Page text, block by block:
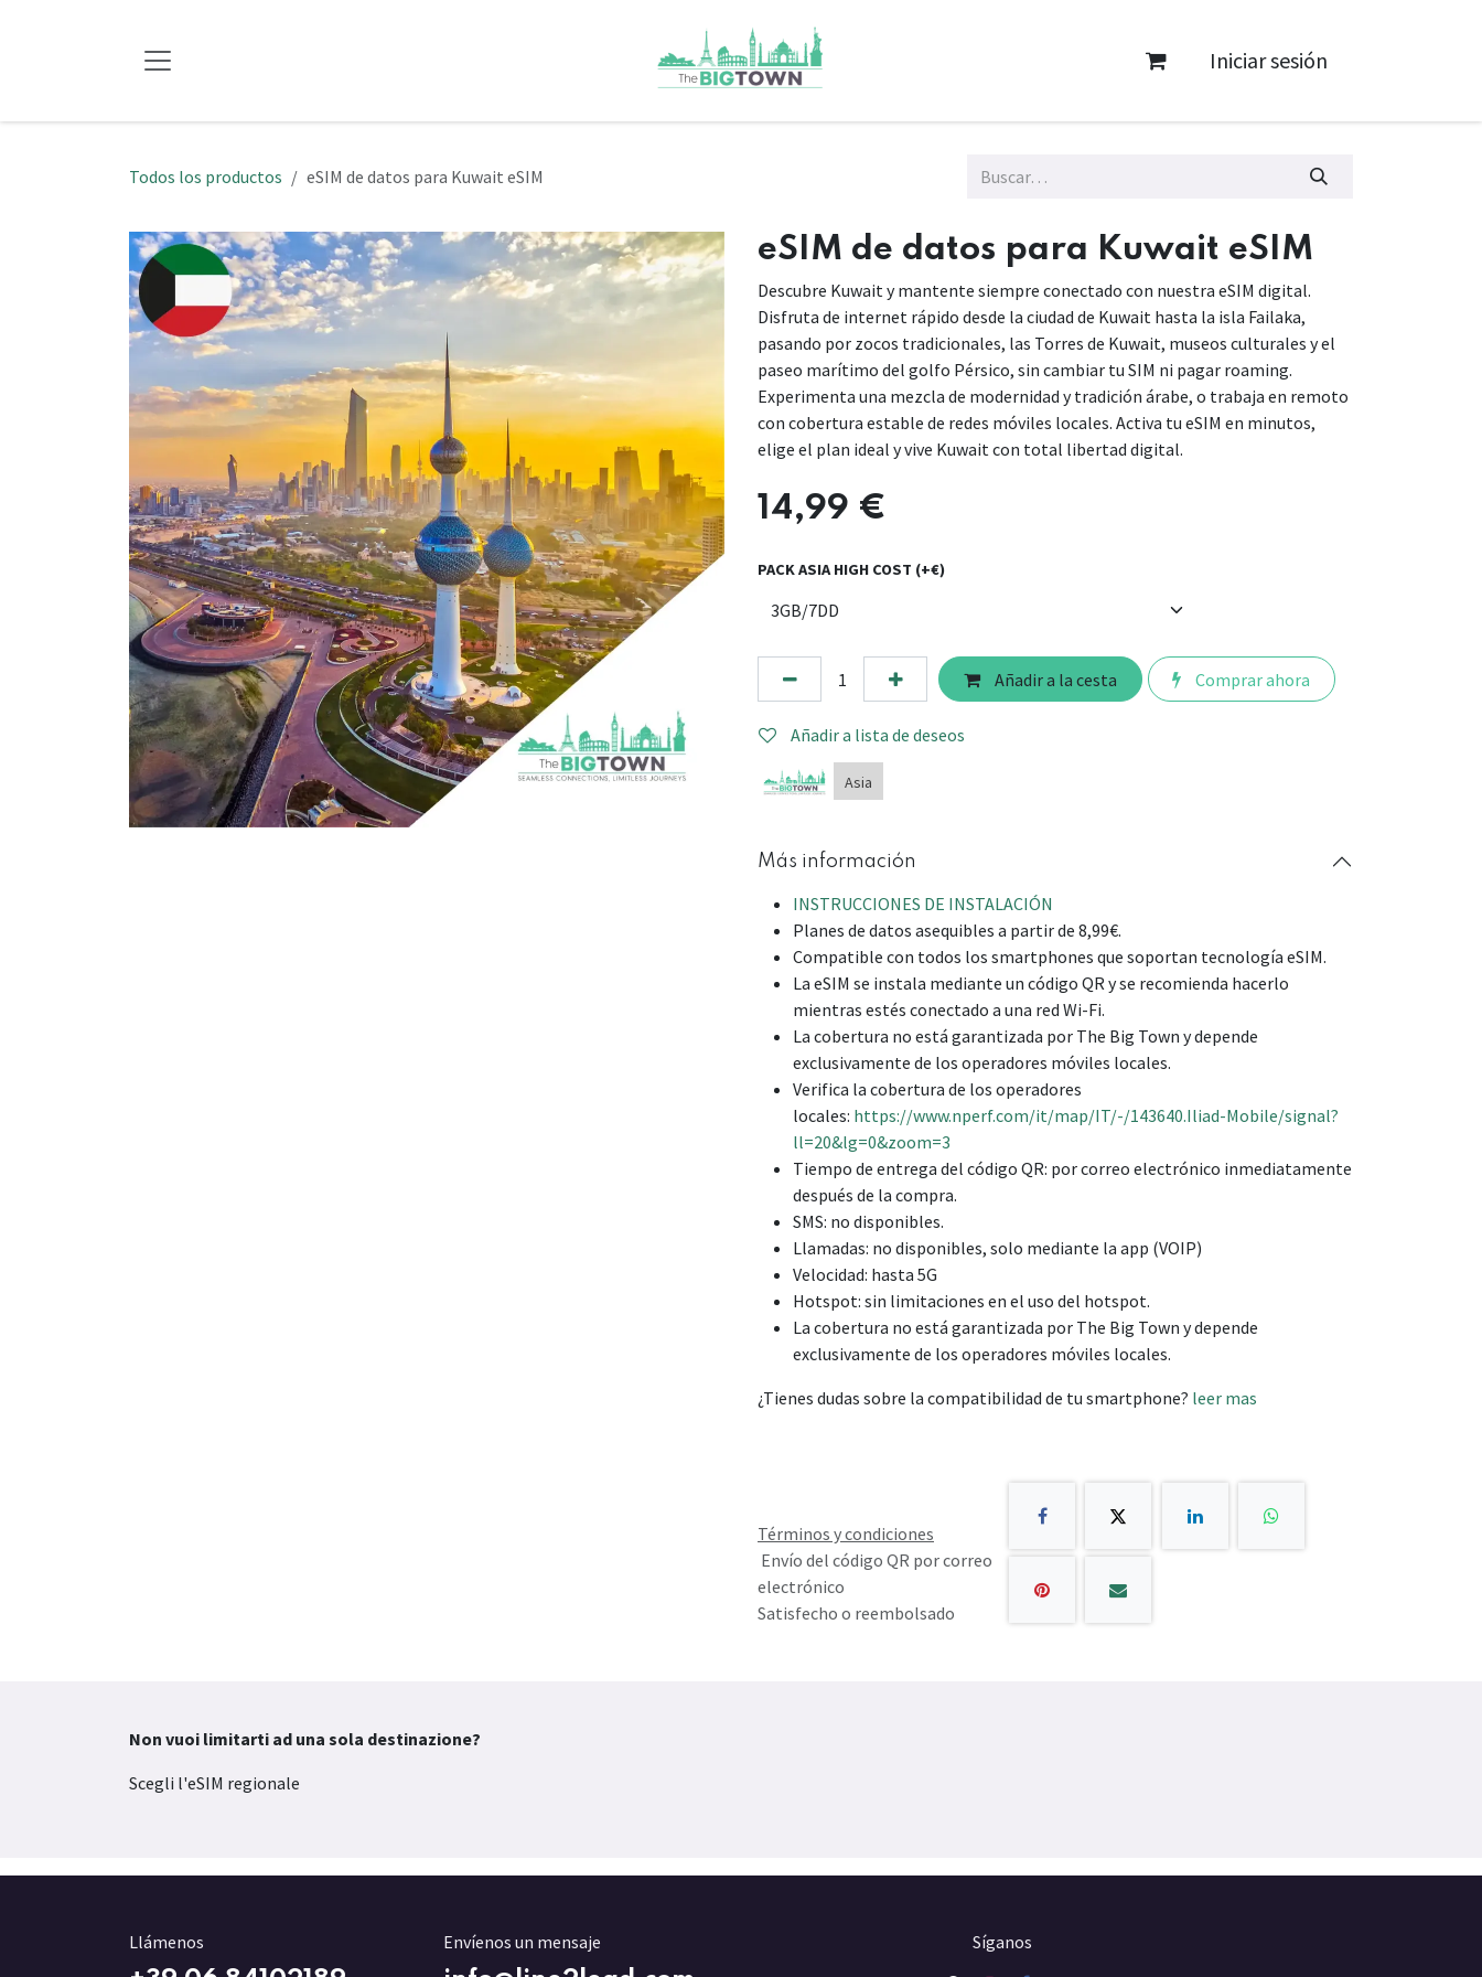
Iniciar sesión
Todos los productos eSIM de datos para Kuwait​ eSIM
eSIM de datos para Kuwait​ eSIM
Descubre Kuwait y mantente siempre conectado con nuestra eSIM digital.
Disfruta de internet rápido desde la ciudad de Kuwait hasta la isla Failaka,
pasando por zocos tradicionales, las Torres de Kuwait, museos culturales y el
paseo marítimo del golfo Pérsico, sin cambiar tu SIM ni pagar roaming.
Experimenta una mezcla de modernidad y tradición árabe, o trabaja en remoto
con cobertura estable de redes móviles locales. Activa tu eSIM en minutos,
elige el plan ideal y vive Kuwait con total libertad digital.
14,99 €
PACK ASIA HIGH COST (+€)
Añadir a la cesta Comprar ahora
Añadir a lista de deseos
Asia
Más información
INSTRUCCIONES DE INSTALACIÓN
Planes de datos asequibles a partir de 8,99€.
Compatible con todos los smartphones que soportan tecnología eSIM.
La eSIM se instala mediante un código QR y se recomienda hacerlo
mientras estés conectado a una red Wi-Fi.
La cobertura no está garantizada por The Big Town y depende
exclusivamente de los operadores móviles locales.
Verifica la cobertura de los operadores
locales: https://www.nperf.com/it/map/IT/-/143640.Iliad-Mobile/signal?
ll=20&lg=0&zoom=3
Tiempo de entrega del código QR: por correo electrónico inmediatamente
después de la compra.
SMS: no disponibles.
Llamadas: no disponibles, solo mediante la app (VOIP)
Velocidad: hasta 5G
Hotspot: sin limitaciones en el uso del hotspot.
La cobertura no está garantizada por The Big Town y depende
exclusivamente de los operadores móviles locales.
¿Tienes dudas sobre la compatibilidad de tu smartphone? leer mas
Términos y condiciones
Envío del código QR por correo
electrónico
Satisfecho o reembolsado
Non vuoi limitarti ad una sola destinazione?
Scegli l'eSIM regionale
Llámenos Envíenos un mensaje Síganos